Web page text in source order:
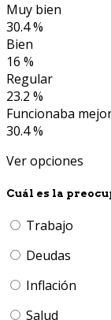
Muy bien
30.4 %
Bien
16 %
Regular
23.2 %
Funcionaba
30.4 %
Ver opciones
Cuál es la
Trabajo
Deudas
Inflación
Salud